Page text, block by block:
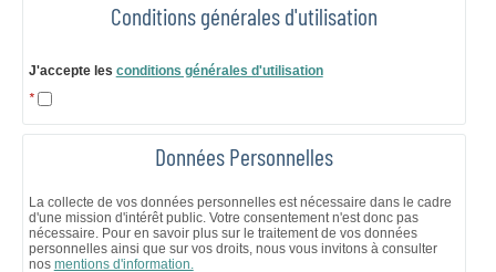
Conditions générales d'utilisation
J'accepte les conditions générales d'utilisation
*
Données Personnelles
La collecte de vos données personnelles est nécessaire dans le cadre
d'une mission d'intérêt public. Votre consentement n'est donc pas
nécessaire. Pour en savoir plus sur le traitement de vos données
personnelles ainsi que sur vos droits, nous vous invitons à consulter
nos mentions d'information.